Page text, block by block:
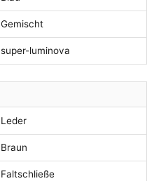
Gemischt
super-luminova
Leder
Braun
Faltschließe